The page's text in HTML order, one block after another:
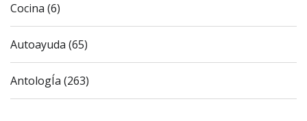
Cocina (6)
Autoayuda (65)
AntologÍa (263)